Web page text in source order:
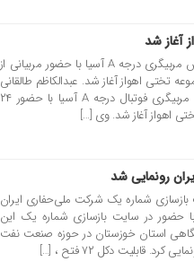
رییس هیات فوتبال خوزستان گفت: کلاس مربیگری درجه A آسیا با حضور مربیانی از
ماه در مجموعه تختی اهواز آغاز شد. عبدالکاظم طالقانی
اظهار داشت: دومین دوره آموزش کلاس مربیگری فوتبال درجه A آسیا با حضور ۲۴
اهواز آغاز شد. وی […]
بازسازی‌ شماره یک شرکت ملی‌حفاری ایران
حضور در سایت بازسازی شماره یک این
استان خوزستان در حوزه صنعت نفت